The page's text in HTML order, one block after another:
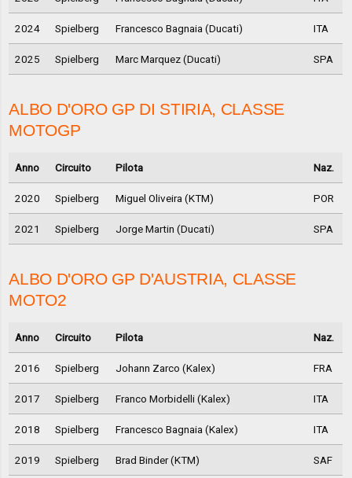
2024 Spielberg Francesco Bagnaia (Ducati) ITA
2025 Spielberg Marc Marquez (Ducati) SPA
ALBO D'ORO GP DI STIRIA, CLASSE
MOTOGP
Anno Circuito Pilota Naz.
2020 Spielberg Miguel Oliveira (KTM) POR
2021 Spielberg Jorge Martin (Ducati) SPA
ALBO D'ORO GP D'AUSTRIA, CLASSE
MOTO2
Anno Circuito Pilota Naz.
2016 Spielberg Johann Zarco (Kalex) FRA
2017 Spielberg Franco Morbidelli (Kalex) ITA
2018 Spielberg Francesco Bagnaia (Kalex) ITA
2019 Spielberg Brad Binder (KTM) SAF